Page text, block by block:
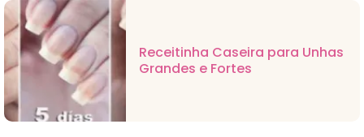
Receitinha Caseira para Unhas
Grandes e Fortes